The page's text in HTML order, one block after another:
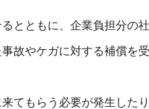
とともに、企業負担分の
故やケガに対する補償を
てもらう必要が発生した